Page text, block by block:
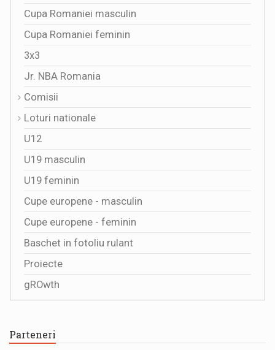
Cupa Romaniei masculin
Cupa Romaniei feminin
3x3
Jr. NBA Romania
Comisii
Loturi nationale
U12
U19 masculin
U19 feminin
Cupe europene - masculin
Cupe europene - feminin
Baschet in fotoliu rulant
Proiecte
gROwth
Parteneri